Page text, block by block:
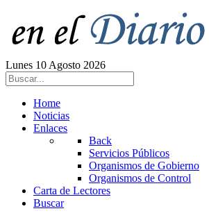
Lunes 10 Agosto 2026
Home
Noticias
Enlaces
Back
Servicios Públicos
Organismos de Gobierno
Organismos de Control
Carta de Lectores
Buscar